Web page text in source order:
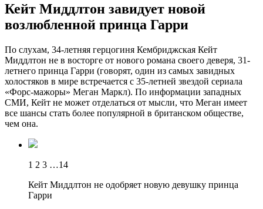
Кейт Миддлтон завидует новой
возлюбленной принца Гарри
Пo слуxaм, 34-летняя герцогиня Кембриджская Кейт
Миддлтон не в восторге от нового романа своего деверя, 31-
летнего принца Гарри (говорят, один из самых завидных
холостяков в мире встречается с 35-летней звездой сериала
«Форс-мажоры» Меган Маркл). По информации западных
СМИ, Кейт не может отделаться от мысли, что Меган имеет
все шансы стать более популярной в британском обществе,
чем она.
1 2 3 …14
Кейт Миддлтон не одобряет новую девушку принца
Гарри